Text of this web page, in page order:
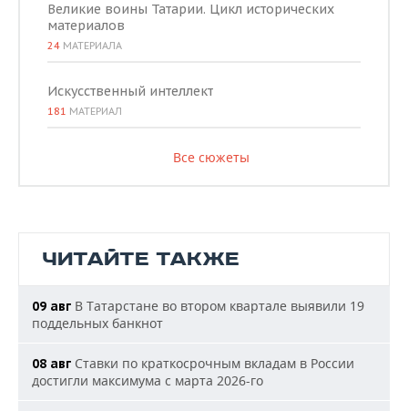
Великие воины Татарии. Цикл исторических
материалов
24 МАТЕРИАЛА
Искусственный интеллект
181 МАТЕРИАЛ
Все сюжеты
ЧИТАЙТЕ ТАКЖЕ
09 авг В Татарстане во втором квартале выявили 19
поддельных банкнот
08 авг Ставки по краткосрочным вкладам в России
достигли максимума с марта 2026-го